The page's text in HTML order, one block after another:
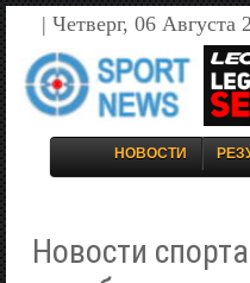
| Четверг, 06 Августа
НОВОСТИ
Новости